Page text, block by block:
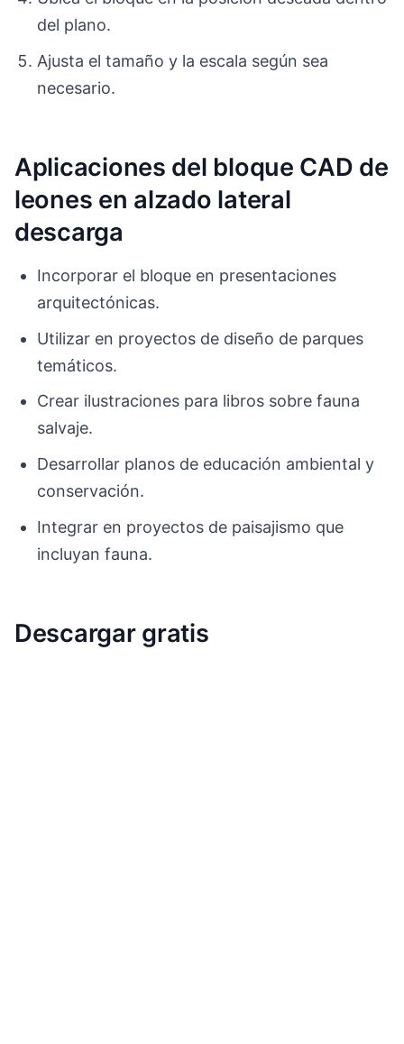
del plano.
Ajusta el tamaño y la escala según sea
necesario.
Aplicaciones del bloque CAD de
leones en alzado lateral
descarga
Incorporar el bloque en presentaciones
arquitectónicas.
Utilizar en proyectos de diseño de parques
temáticos.
Crear ilustraciones para libros sobre fauna
salvaje.
Desarrollar planos de educación ambiental y
conservación.
Integrar en proyectos de paisajismo que
incluyan fauna.
Descargar gratis